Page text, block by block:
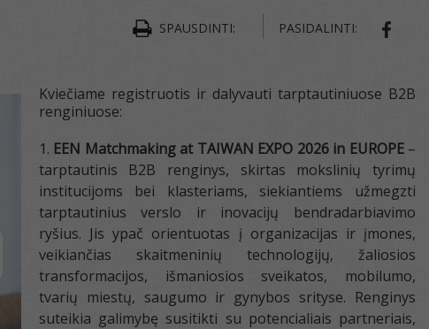
SPAUSDINTI: PASIDALINTI:
Kviečiame registruotis ir dalyvauti tarptautiniuose B2B
renginiuose:
EEN Matchmaking at TAIWAN EXPO 2026 in EUROPE–
tarptautinis B2B renginys, skirtas mokslinių tyrimų
institucijoms bei klasteriams, siekiantiems užmegzti
tarptautinius verslo ir inovacijų bendradarbiavimo
ryšius. Jis ypač orientuotas į organizacijas ir įmones,
veikiančias skaitmeninių technologijų, žaliosios
transformacijos, išmaniosios sveikatos, mobilumo,
tvarių miestų, saugumo ir gynybos srityse. Renginys
suteikia galimybę susitikti su potencialiais partneriais,